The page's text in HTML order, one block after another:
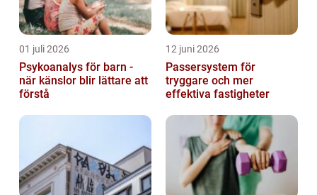
01 juli 2026
Psykoanalys för barn -
när känslor blir lättare att
förstå
12 juni 2026
Passersystem för
tryggare och mer
effektiva fastigheter